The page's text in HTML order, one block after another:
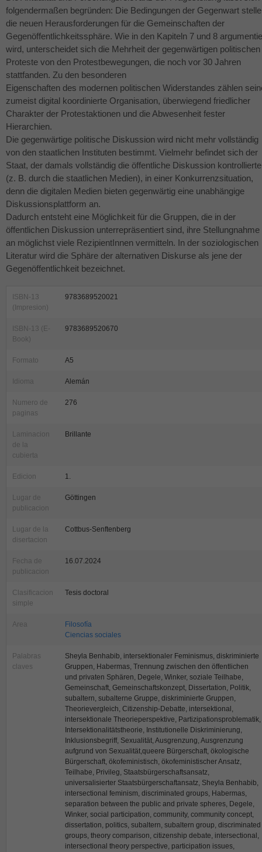
folgendermaßen begründen: Die Bedingungen der Gegenwart
die neuen Herausforderungen für die Gemeinschaften der
Gegenöffentlichkeitssphäre. Wie in den Kapiteln 7 und 8
wird, unterscheidet sich die Mehrheit der gegenwärtigen politischen
Proteste von den Protestbewegungen, die noch vor 30 Jahren
stattfanden. Zu den besonderen
Eigenschaften des modernen politischen Widerstandes zählen
zumeist digital koordinierte Organisation, überwiegend friedlicher
Charakter der Protestaktionen und die Abwesenheit fester
Hierarchien.
Die gegenwärtige politische Diskussion wird nicht mehr vollständig
von den staatlichen Instituten bestimmt. Vielmehr befindet sich der
Staat, der damals vollständig die öffentliche Diskussion kontrollierte
(z. B. durch die staatlichen Medien), in einer Konkurrenzsituation,
denn die digitalen Medien bieten gegenwärtig eine unabhängige
Diskussionsplattform an.
Dadurch entsteht eine Möglichkeit für die Gruppen, die in der
öffentlichen Diskussion unterrepräsentiert sind, ihre Stellungnahme
an möglichst viele RezipientInnen vermitteln. In der soziologischen
Literatur wird die Sphäre der alternativen Diskurse als jene der
Gegenöffentlichkeit bezeichnet.
ISBN-13
(Impresion)
9783689520021
ISBN-13 (E-
Book)
9783689520670
Formato A5
Idioma Alemán
Numero de
paginas
276
Laminacion
de la
cubierta
Brillante
Edicion 1.
Lugar de
publicacion
Göttingen
Lugar de la
disertacion
Cottbus-Senftenberg
Fecha de
publicacion
16.07.2024
Clasificacion
simple
Tesis doctoral
Area
Filosofía
Ciencias sociales
Palabras
claves
Sheyla Benhabib, intersektionaler Feminismus, diskriminierte
Gruppen, Habermas, Trennung zwischen den öffentlichen
und privaten Sphären, Degele, Winker, soziale Teilhabe,
Gemeinschaft, Gemeinschaftskonzept, Dissertation, Politik,
subaltern, subalterne Gruppe, diskriminierte Gruppen,
Theorievergleich, Citizenship-Debatte, intersektional,
intersektionale Theorieperspektive, Partizipationsproblematik,
Intersektionalitätstheorie, Institutionelle Diskriminierung,
Inklusionsbegriff, Sexualität, Ausgrenzung, Ausgrenzung
aufgrund von Sexualität,queere Bürgerschaft, ökologische
Bürgerschaft, ökofeministisch, ökofeministischer Ansatz,
Teilhabe, Privileg, Staatsbürgerschaftsansatz,
universalisierter Staatsbürgerschaftansatz, Sheyla Benhabib,
intersectional feminism, discriminated groups, Habermas,
separation between the public and private spheres, Degele,
Winker, social participation, community, community concept,
dissertation, politics, subaltern, subaltern group, discriminated
groups, theory comparison, citizenship debate, intersectional,
intersectional theory perspective, participation issues,